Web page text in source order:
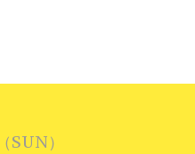
SUN）